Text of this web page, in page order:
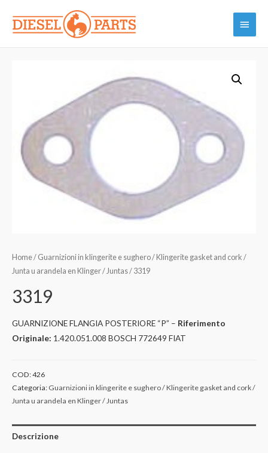
contenuto
Menu
Home/ Guarnizioni in klingerite e sughero / Klingerite gasket and cork /
Junta u arandela en Klinger / Juntas/ 3319
3319
GUARNIZIONE FLANGIA POSTERIORE “P” – Riferimento
Originale: 1.420.051.008 BOSCH 772649 FIAT
COD:426
Categoria: Guarnizioni in klingerite e sughero / Klingerite gasket and cork /
Junta u arandela en Klinger / Juntas
Descrizione